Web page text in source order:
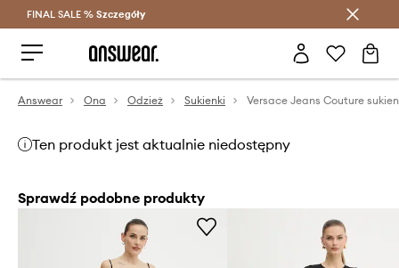
Oszczędzaj z Answear Club >
FINAL SALE % Szczegóły
Answear Ona Odzież Sukienki Versace Jeans Couture
Ten produkt jest aktualnie niedostępny
Sprawdź podobne produkty